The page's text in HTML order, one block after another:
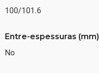
100/101.6
Entre-espessuras (mm)
No